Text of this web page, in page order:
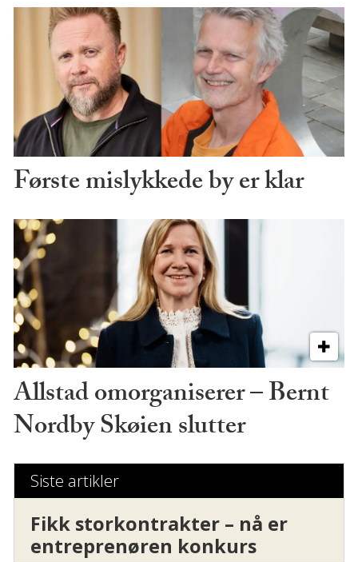
Første mislykkede by er klar
Allstad omorganiserer – Bernt
Nordby Skøien slutter
Siste artikler
Fikk storkontrakter – nå er
entreprenøren konkurs